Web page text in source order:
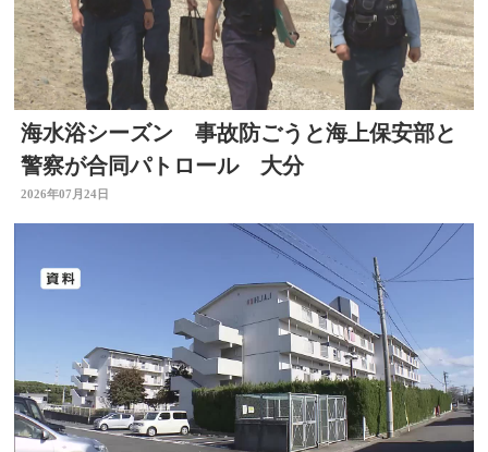
海水浴シーズン 事故防ごうと海上保安部と
警察が合同パトロール 大分
2026年07月24日